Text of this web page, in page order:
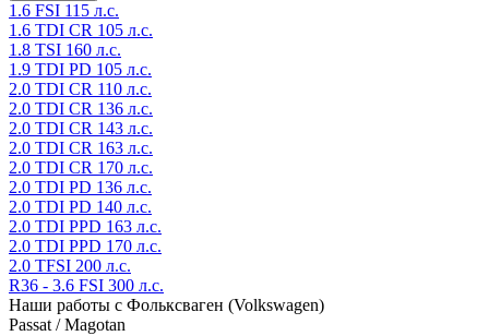
1.6 FSI 115 л.с.
1.6 TDI CR 105 л.с.
1.8 TSI 160 л.с.
1.9 TDI PD 105 л.с.
2.0 TDI CR 110 л.с.
2.0 TDI CR 136 л.с.
2.0 TDI CR 143 л.с.
2.0 TDI CR 163 л.с.
2.0 TDI CR 170 л.с.
2.0 TDI PD 136 л.с.
2.0 TDI PD 140 л.с.
2.0 TDI PPD 163 л.с.
2.0 TDI PPD 170 л.с.
2.0 TFSI 200 л.с.
R36 - 3.6 FSI 300 л.с.
Наши работы с Фольксваген (Volkswagen)
Passat / Magotan